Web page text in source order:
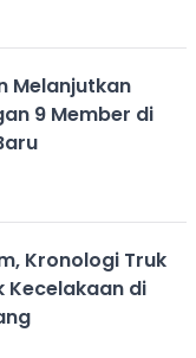
Melanjutkan
9 Member di
Kronologi Truk
Kecelakaan di